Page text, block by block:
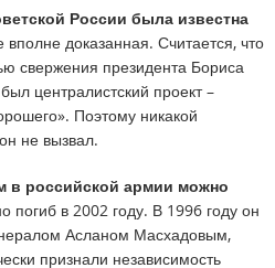
России была известна
вполне доказанная. Считается, что
свержения президента Бориса
централистский проект –
Поэтому никакой
не вызвал.
в российской армии можно
погиб в 2002 году. В 1996 году он
Асланом Масхадовым,
признали независимость